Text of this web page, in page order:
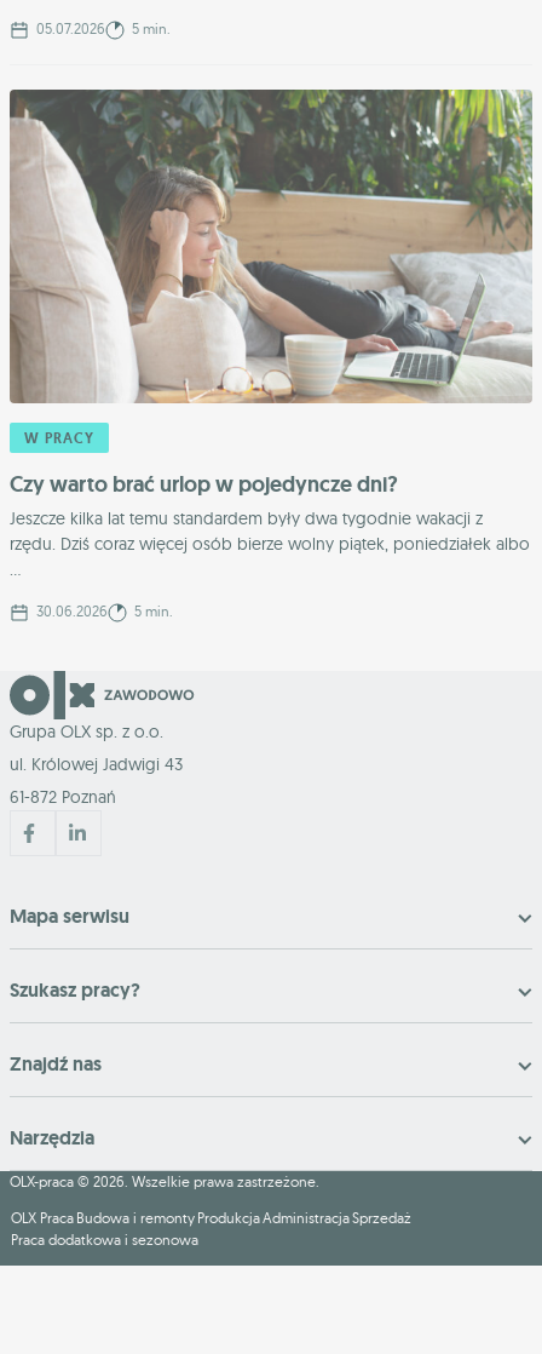
05.07.2026 5 min.
W PRACY
Czy warto brać urlop w pojedyncze dni?
Jeszcze kilka lat temu standardem były dwa tygodnie wakacji z
rzędu. Dziś coraz więcej osób bierze wolny piątek, poniedziałek albo
...
30.06.2026 5 min.
Grupa OLX sp. z o.o.
ul. Królowej Jadwigi 43
61-872 Poznań
Mapa serwisu
Szukasz pracy?
Znajdź nas
Narzędzia
OLX-praca © 2026. Wszelkie prawa zastrzeżone.
OLX Praca Budowa i remonty ProdukcjaAdministracjaSprzedaż
Praca dodatkowa i sezonowa